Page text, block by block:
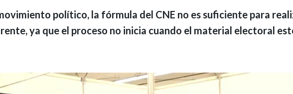
político, la fórmula del CNE no es suficiente para
ya que el proceso no inicia cuando el material electoral